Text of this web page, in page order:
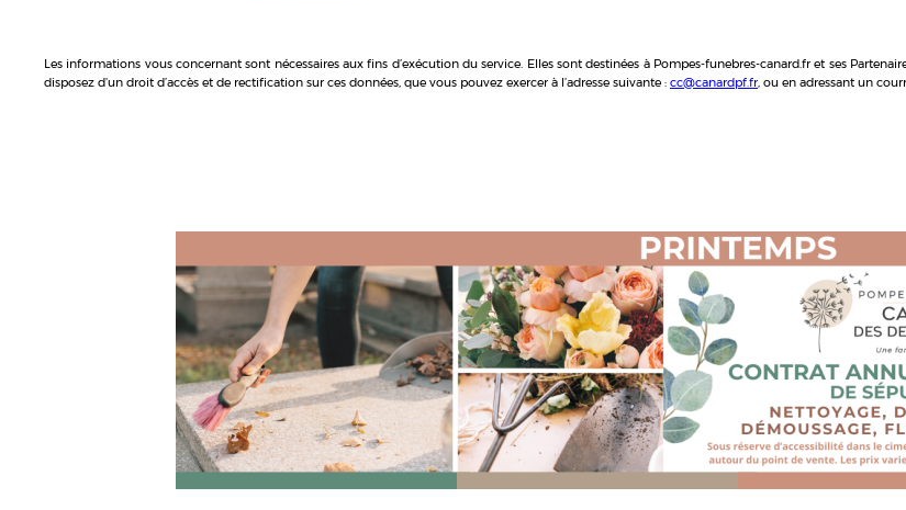
Les informations vous concernant sont nécessaires aux fins d’exécution du service. Elles sont destinées à Pompes-funebres-canard.fr et ses
disposez d’un droit d’accès et de rectification sur ces données, que vous pouvez exercer à l’adresse suivante : cc@canardpf.fr, ou en adressant un